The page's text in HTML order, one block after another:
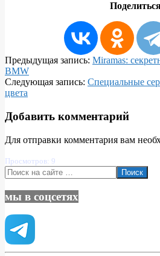
2025-
03-
17
Предыдущая запись: Miramas:
BMW
Следующая запись: Специальные
цвета
Добавить комментарий
Для отправки комментария вам
Просмотров: 9
Поиск
мы в соцсетях